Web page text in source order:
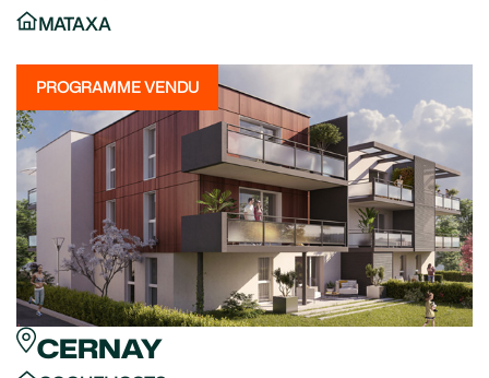
MATAXA
PROGRAMME VENDU
CERNAY